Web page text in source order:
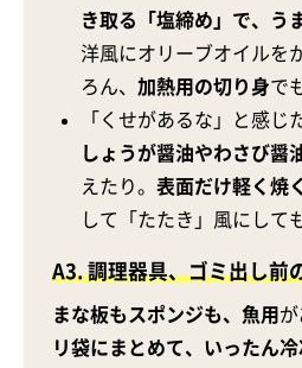
き取る「塩締め」で、う
洋風にオリーブオイルを
ろん、 加熱用の切り身で
「くせがあるな」と感
しょうが醤油やわさび醤
えたり。 表面だけ軽く焼
して「たたき」風にして
A3. 調理器具、ゴミ出し前
まな板もスポンジも、魚用
リ袋にまとめて、いったん